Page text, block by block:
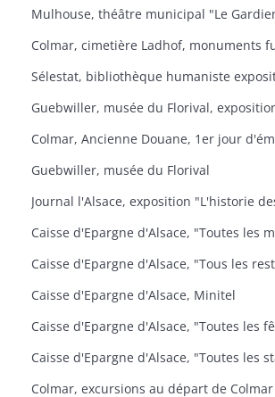
Colmar, cimetière Ladhof, monuments
Guebwiller, musée du Florival
Caisse d'Epargne d'Alsace, Minitel
Caisse d'Epargne d'Alsace, "Toutes les
Colmar, excursions au départ de Colmar